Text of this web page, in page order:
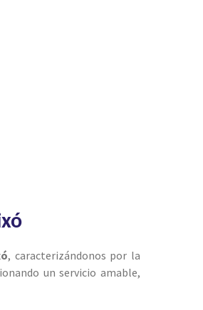
, caracterizándonos por la
un servicio amable,